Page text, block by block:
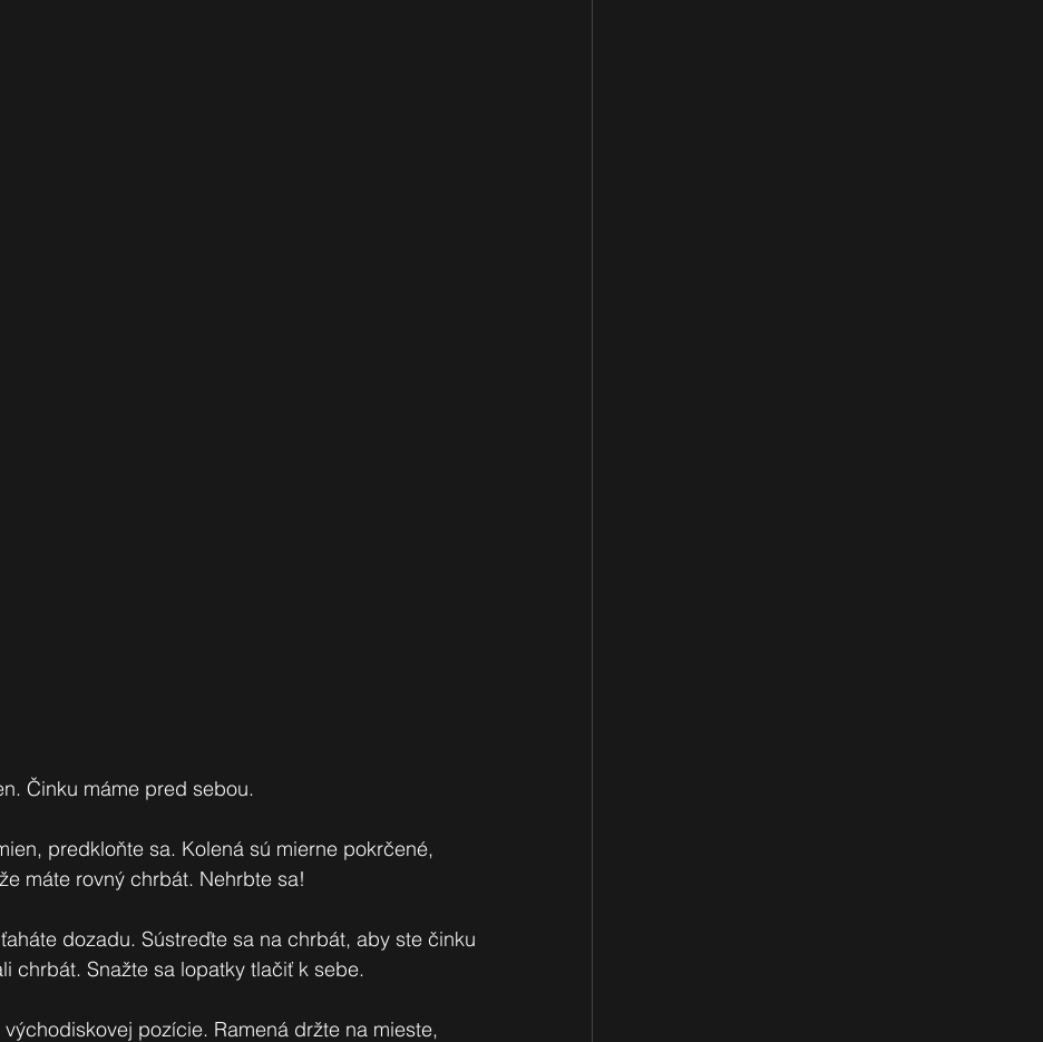
Činku máme pred sebou.
predkloňte sa. Kolená sú mierne pokrčené,
máte rovný chrbát. Nehrbte sa!
dozadu. Sústreďte sa na chrbát, aby ste činku
chrbát. Snažte sa lopatky tlačiť k sebe.
pozície. Ramená držte na mieste,